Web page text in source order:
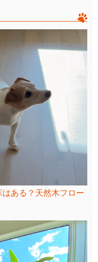
ある？天然木フロー